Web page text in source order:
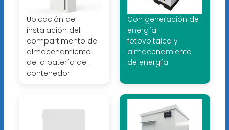
Ubicación de
instalación del
compartimento de
almacenamiento
de la batería del
contenedor
Con generación de
energía
fotovoltaica y
almacenamiento
de energía